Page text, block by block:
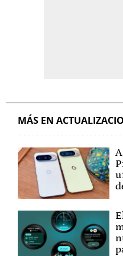
MÁS EN